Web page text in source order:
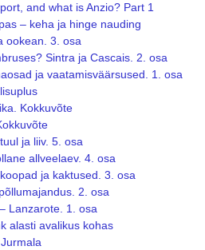
and what is Anzio? Part 1
– keha ja hinge nauding
ookean. 3. osa
Sintra ja Cascais. 2. osa
ja vaatamisväärsused. 1. osa
Kokkuvõte
ja liiv. 5. osa
allveelaev. 4. osa
ja kaktused. 3. osa
2. osa
Lanzarote. 1. osa
alasti avalikus kohas